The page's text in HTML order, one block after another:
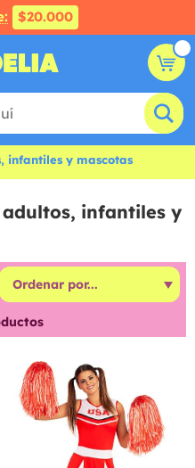
$20.000
infantiles y mascotas
infantiles y